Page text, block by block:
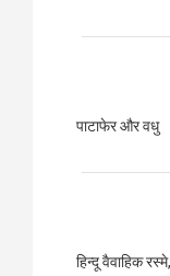
पाटाफेर और वधु
हिन्दू वैवाहिक